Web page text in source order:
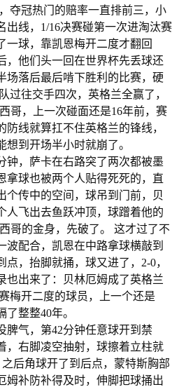
夺冠热门的赔率一直排前三，小
出线，1/16决赛碰第一次进淘汰赛
一球，靠凯恩梅开二度才翻回
，他们头一回在世界杯先丢球还
场落后最后啃下胜利的比赛，硬
过往交手四次，英格兰全赢了，
哥，上一次碰面还是16年前，赛
线就算扛不住英格兰的锋线，
到开场半小时就崩了。
钟，萨卡在右路突了两次都被墨
拿球也被两个人贴得死死的，直
个传中的空间，球吊到门前，贝
人飞出去鱼跃冲顶，球蹭着他的
哥的金身，先破了。 这才过了不
波配合，凯恩在中路拿球横敲到
，抬脚就捅，球又进了，2-0，
也出来了：贝林厄姆成了英格兰
梅开二度的球员，上一个还是
整整40年。
脾气，第42分钟任意球开到禁
，右脚凌空抽射，球擦着立柱就
后角球开了到后点，蒙特斯胸部
姆补防补得及时，伸脚把球捅出